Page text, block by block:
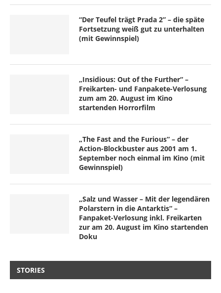
“Der Teufel trägt Prada 2” – die späte
Fortsetzung weiß gut zu unterhalten
(mit Gewinnspiel)
„Insidious: Out of the Further“ –
Freikarten- und Fanpakete-Verlosung
zum am 20. August im Kino
startenden Horrorfilm
„The Fast and the Furious“ – der
Action-Blockbuster aus 2001 am 1.
September noch einmal im Kino (mit
Gewinnspiel)
„Salz und Wasser – Mit der legendären
Polarstern in die Antarktis“ –
Fanpaket-Verlosung inkl. Freikarten
zur am 20. August im Kino startenden
Doku
STORIES